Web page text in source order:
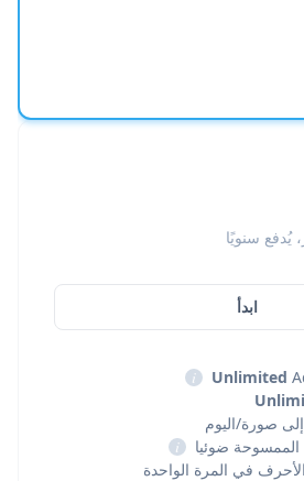
يُدفع سنويًا
ابدأ
Unlimited
i
i
في المرة الواحدة